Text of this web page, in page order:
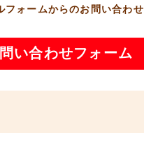
フォームからのお問い合わせ
い合わせフォーム